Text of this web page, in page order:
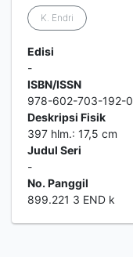
K. Endri
Edisi
-
ISBN/ISSN
978-602-703-192-0
Deskripsi Fisik
397 hlm.: 17,5 cm
Judul Seri
-
No. Panggil
899.221 3 END k